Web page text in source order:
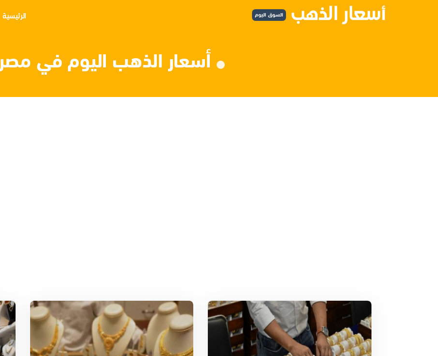
السوق اليوم الرئيسية
أسعار الذهب اليوم في مصر